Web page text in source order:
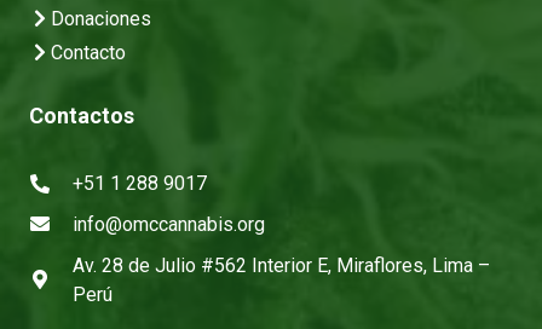
Donaciones
Contacto
Contactos
+51 1 288 9017
info@omccannabis.org
Av. 28 de Julio #562 Interior E, Miraflores, Lima –
Perú